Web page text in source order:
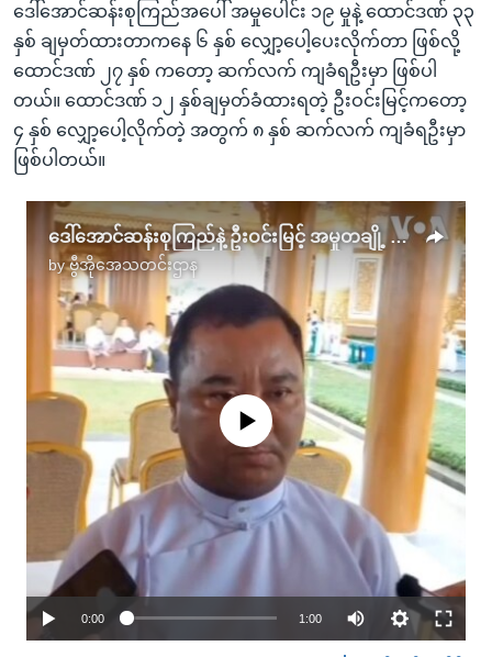
ဒေါ်အောင်ဆန်းစုကြည်အပေါ် အမှုပေါင်း ၁၉ မှုနဲ့ ထောင်ဒဏ် ၃၃
နှစ် ချမှတ်ထားတာကနေ ၆ နှစ် လျှော့ပေါ့ပေးလိုက်တာ ဖြစ်လို့
ထောင်ဒဏ် ၂၇ နှစ် ကတော့ ဆက်လက် ကျခံရဦးမှာ ဖြစ်ပါ
တယ်။ ထောင်ဒဏ် ၁၂ နှစ်ချမှတ်ခံထားရတဲ့ ဦးဝင်းမြင့်ကတော့
၄ နှစ် လျှော့ပေါ့လိုက်တဲ့ အတွက် ၈ နှစ် ဆက်လက် ကျခံရဦးမှာ
ဖြစ်ပါတယ်။
ဒေါ်အောင်ဆန်းစုကြည်နဲ့ ဦးဝင်းမြင့် အမှုတချို့ လွတ်ငြိမ်း သက်သာခွင့်ပြု
byဗွီအိုအေသတင်းဌာန
No media source currently available
0:00 1:00